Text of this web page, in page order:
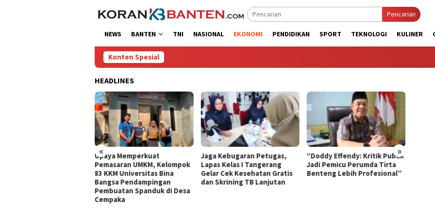
Pencarian
NEWS BANTEN TNI NASIONAL EKONOMI PENDIDIKAN SPORT TEKNOLOGI KULINER
Konten Spesial
HEADLINES
« »
Pemasaran UMKM, Kelompok
Pembuatan Spanduk di Desa
Jaga Kebugaran Petugas,
Lapas Kelas I Tangerang
Gelar Cek Kesehatan Gratis
dan Skrining TB Lanjutan
“Doddy Effendy: Kritik Publik
Jadi Pemicu Perumda Tirta
Benteng Lebih Profesional”
Optimalisasi SDM melalui
Seleksi Wawancara Calon
Peserta Magang Hub